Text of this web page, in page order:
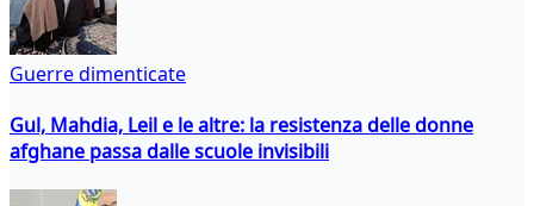
Guerre dimenticate
Gul, Mahdia, Leil e le altre: la resistenza delle donne
afghane passa dalle scuole invisibili